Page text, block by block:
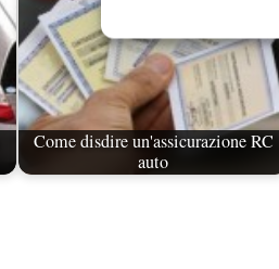
Come disdire un'assicurazione RC
auto